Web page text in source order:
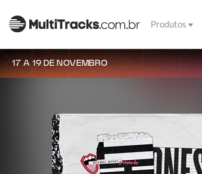
Produtos
17 A 19 DE NOVEMBRO